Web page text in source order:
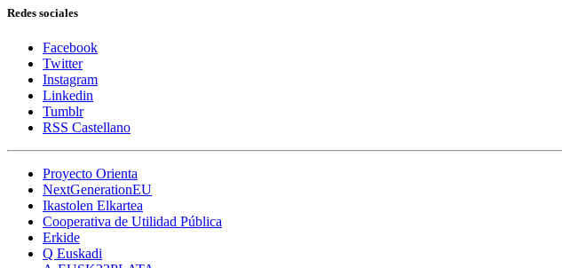
Redes sociales
Facebook
Twitter
Instagram
Linkedin
Tumblr
RSS Castellano
Proyecto Orienta
NextGenerationEU
Ikastolen Elkartea
Cooperativa de Utilidad Pública
Erkide
Q Euskadi